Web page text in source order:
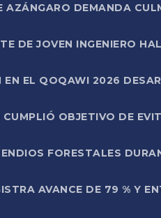
DEMANDA
DE JOVEN INGENIERO
EL QOQAWI 2026
OBJETIVO DE
FORESTALES
AVANCE DE 79 % Y